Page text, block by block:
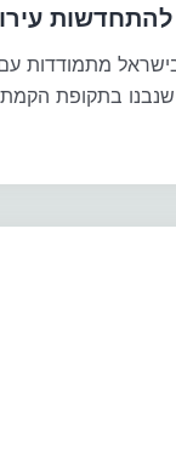
מתמודדות
שנבנו בתקופת הקמת